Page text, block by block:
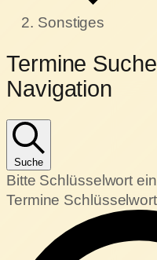
Sonstiges
Termine
für
Mai
2026
Termine
Navigation
Suche
Bitte Schlüsselwort
Termine